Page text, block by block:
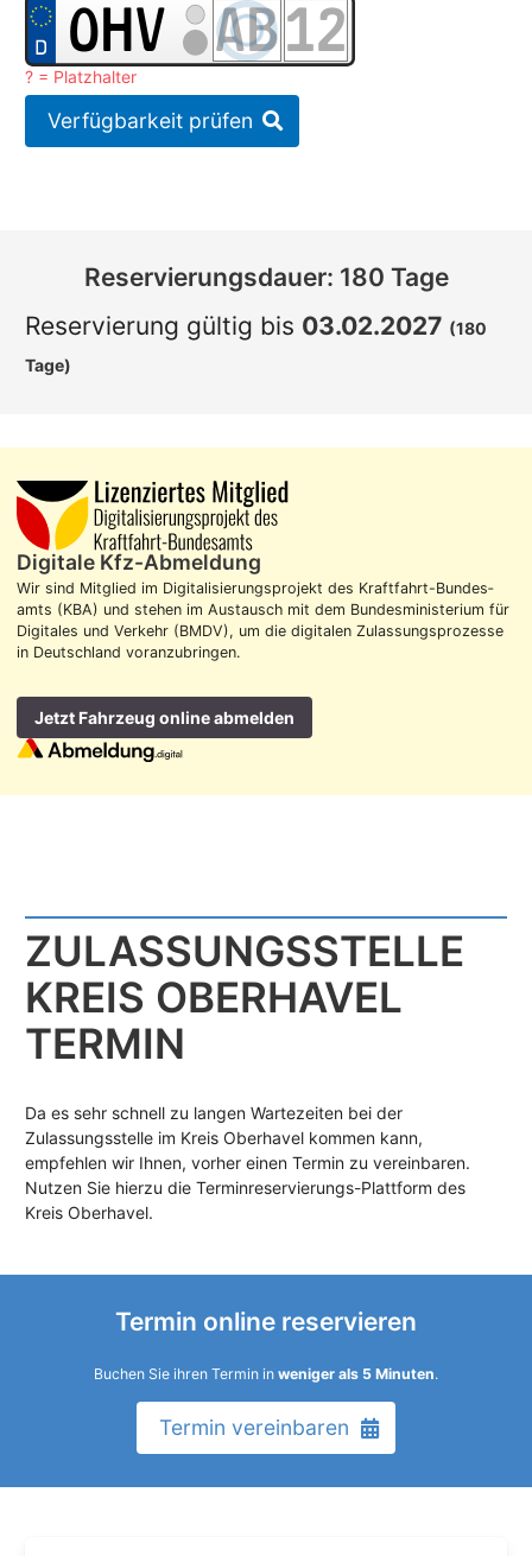
? = Platzhalter
Verfügbarkeit prüfen
Reservierungsdauer: 180 Tage
Reservierung gültig bis 03.02.2027 (180
Tage)
Digitale Kfz-Abmeldung
Wir sind Mitglied im Digitalisierungs­projekt des Kraft­fahrt-Bundes­
amts (KBA) und stehen im Aus­tausch mit dem Bundes­ministerium für
Digitales und Verkehr (BMDV), um die digitalen Zulassungs­prozesse
in Deutschland voran­zubringen.
Jetzt Fahrzeug online abmelden
ZULASSUNGS­STELLE
KREIS OBERHAVEL
TERMIN
Da es sehr schnell zu langen Wartezeiten bei der
Zulassungsstelle im Kreis Oberhavel kommen kann,
empfehlen wir Ihnen, vorher einen Termin zu vereinbaren.
Nutzen Sie hierzu die Terminreservierungs-Plattform des
Kreis Oberhavel.
Termin online reservieren
Buchen Sie ihren Termin in weniger als 5 Minuten.
Termin vereinbaren